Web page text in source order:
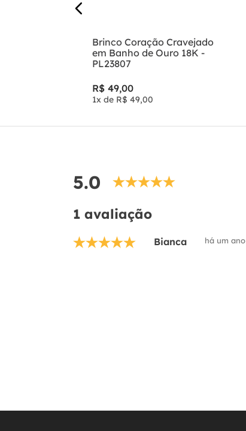
Brinco Coração Cravejado
em Banho de Ouro 18K -
PL23807
R$ 49,00
1x de R$ 49,00
5.0
1 avaliação
Bianca há um ano